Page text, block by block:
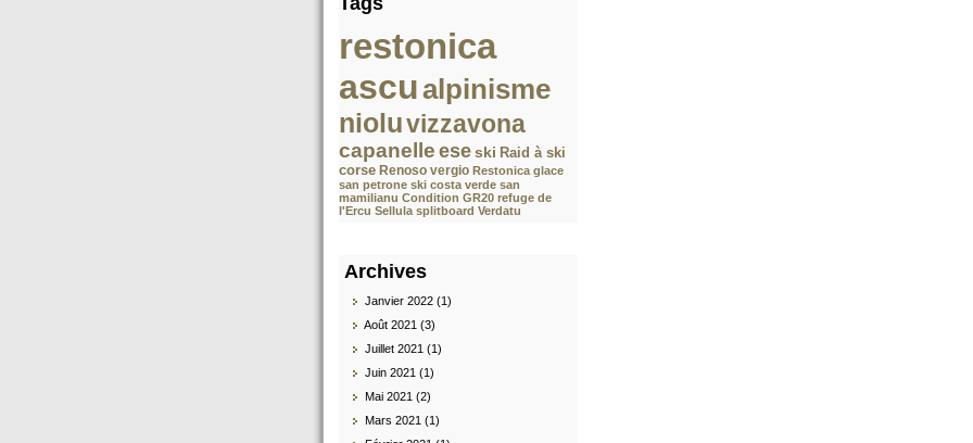
restonica
ascualpinisme
nioluvizzavona
capanelle eseski Raid à ski
corse Renoso vergio Restonica glace
san petrone ski costa verde san
mamilianu Condition GR20 refuge de
l'Ercu Sellula splitboard Verdatu
Archives
Janvier 2022 (1)
Août 2021 (3)
Juillet 2021 (1)
Juin 2021 (1)
Mai 2021 (2)
Mars 2021 (1)